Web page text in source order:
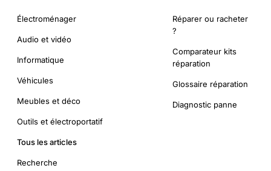
Électroménager
Audio et vidéo
Informatique
Véhicules
Meubles et déco
Outils et électroportatif
Tous les articles
Recherche
Réparer ou racheter
?
Comparateur kits
réparation
Glossaire réparation
Diagnostic panne